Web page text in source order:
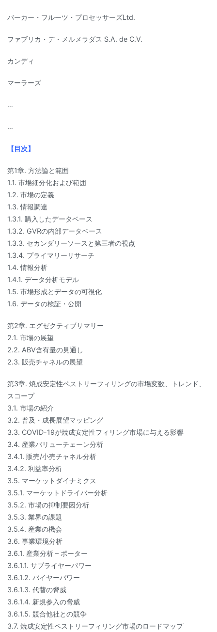
バーカー・フルーツ・プロセッサーズLtd.
ファブリカ・デ・メルメラダス S.A. de C.V.
カンディ
マーラーズ
…
…
【目次】
第1章. 方法論と範囲
1.1. 市場細分化および範囲
1.2. 市場の定義
1.3. 情報調達
1.3.1. 購入したデータベース
1.3.2. GVRの内部データベース
1.3.3. セカンダリーソースと第三者の視点
1.3.4. プライマリーリサーチ
1.4. 情報分析
1.4.1. データ分析モデル
1.5. 市場形成とデータの可視化
1.6. データの検証・公開
第2章. エグゼクティブサマリー
2.1. 市場の展望
2.2. ABV含有量の見通し
2.3. 販売チャネルの展望
第3章. 焼成安定性ペストリーフィリングの市場変数、トレンド、
スコープ
3.1. 市場の紹介
3.2. 普及・成長展望マッピング
3.3. COVID-19が焼成安定性フィリング市場に与える影響
3.4. 産業バリューチェーン分析
3.4.1. 販売/小売チャネル分析
3.4.2. 利益率分析
3.5. マーケットダイナミクス
3.5.1. マーケットドライバー分析
3.5.2. 市場の抑制要因分析
3.5.3. 業界の課題
3.5.4. 産業の機会
3.6. 事業環境分析
3.6.1. 産業分析 – ポーター
3.6.1.1. サプライヤーパワー
3.6.1.2. バイヤーパワー
3.6.1.3. 代替の脅威
3.6.1.4. 新規参入の脅威
3.6.1.5. 競合他社との競争
3.7. 焼成安定性ペストリーフィリング市場のロードマップ